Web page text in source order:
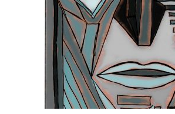
ADAUGĂ ÎN COȘ